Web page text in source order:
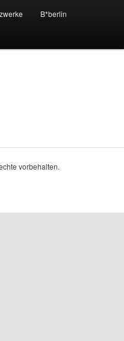
B*berlin
vorbehalten.